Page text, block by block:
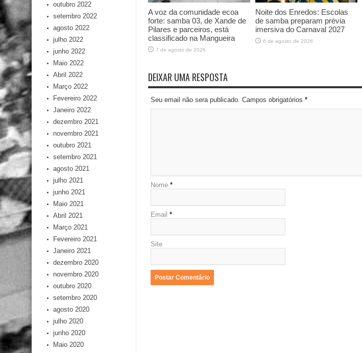
A voz da comunidade ecoa
forte: samba 03, de Xande de
Pilares e parceiros, está
classificado na Mangueira
7 de agosto de 2026
Noite dos Enredos: Escolas
de samba preparam prévia
imersiva do Carnaval 2027
6 de agosto de 2026
DEIXAR UMA RESPOSTA
Seu email não sera publicado. Campos obrigatórios *
Nome *
Email *
Site
outubro 2022
setembro 2022
agosto 2022
julho 2022
junho 2022
Maio 2022
Abril 2022
Março 2022
Fevereiro 2022
Janeiro 2022
dezembro 2021
novembro 2021
outubro 2021
setembro 2021
agosto 2021
julho 2021
junho 2021
Maio 2021
Abril 2021
Março 2021
Fevereiro 2021
Janeiro 2021
dezembro 2020
novembro 2020
outubro 2020
setembro 2020
agosto 2020
julho 2020
junho 2020
Maio 2020